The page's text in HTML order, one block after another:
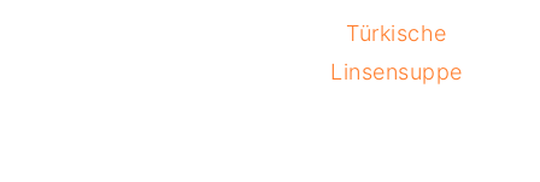
Türkische
Linsensuppe